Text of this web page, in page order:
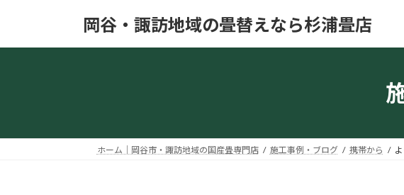
岡谷・諏訪地域の畳替えなら杉浦畳店
ホーム｜岡谷市・諏訪地域の国産畳専門店 施工事例・ブログ 携帯から